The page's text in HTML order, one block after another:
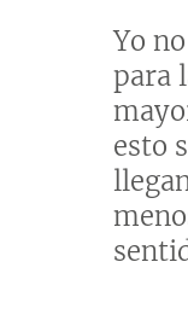
Yo
para
esto